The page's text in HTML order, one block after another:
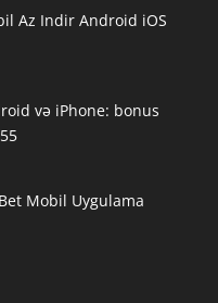
Az Indir Android iOS
və iPhone: bonus
Mobil Uygulama